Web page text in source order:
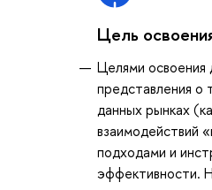
Цель
Целями освоения
представления о
данных рынках
взаимодействий
подходами и
эффективности.